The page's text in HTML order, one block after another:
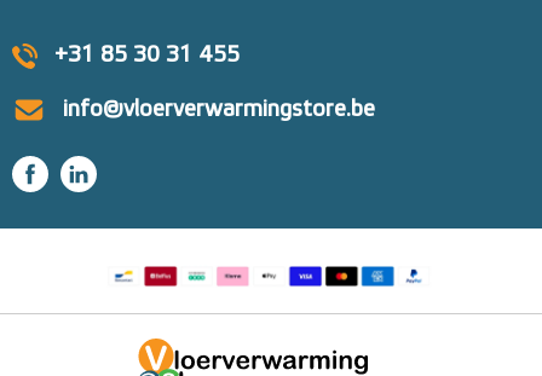
+31 85 30 31 455
info@vloerverwarmingstore.be